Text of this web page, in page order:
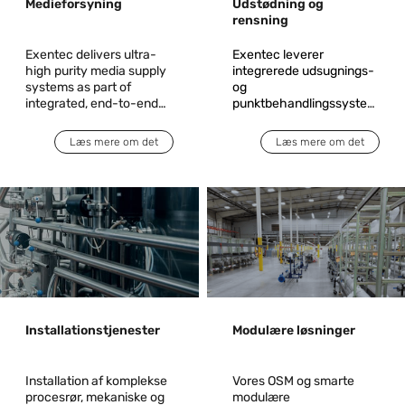
Medieforsyning
Exentec delivers ultra-
high purity media supply
systems as part of
integrated, end-to-end
manufacturing
environments. Acting as
partner, Exentec takes
responsibility from
engineering and system
design through
installation,
commissioning, and
operational readiness.
Læs mere om det
Udstødning og
rensning
Exentec leverer
integrerede udsugnings-
og
punktbehandlingssystemer
løsninger til kritiske
produktionsmiljøer. Vi
lovmæssig og pålidelig
opsamling og rensning af
procesemissioner fra
afsætnings-, ætsnings-
og diffusionsprocesser.
Læs mere om det
Installationstjenester
Installation af komplekse
procesrør, mekaniske og
Modulære løsninger
Vores OSM og smarte
modulære